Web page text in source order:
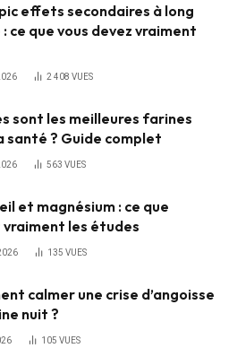
effets secondaires à long
ce que vous devez vraiment
2 408 VUES
sont les meilleures farines
santé ? Guide complet
563 VUES
et magnésium : ce que
les études
135 VUES
calmer une crise d’angoisse
nuit ?
105 VUES